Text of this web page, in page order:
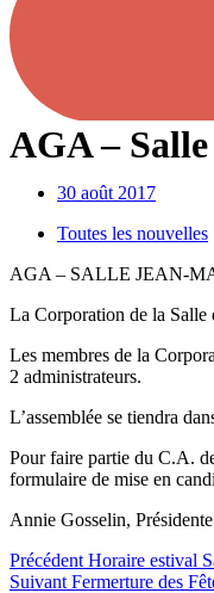
AGA –
30 août 2017
Toutes les nouvelles
AGA – SALLE JEAN-
La Corporation de la Salle
Les membres de la
2 administrateurs.
L’assemblée se tiendra
Pour faire partie du C.A.
formulaire de mise en
Annie Gosselin, Présidente
Précédent Horaire estival
Suivant Fermerture des